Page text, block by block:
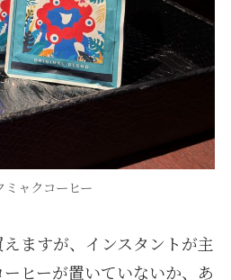
ミャクコーヒー
ますが、インスタントが主
ヒーが置いていないか、あ